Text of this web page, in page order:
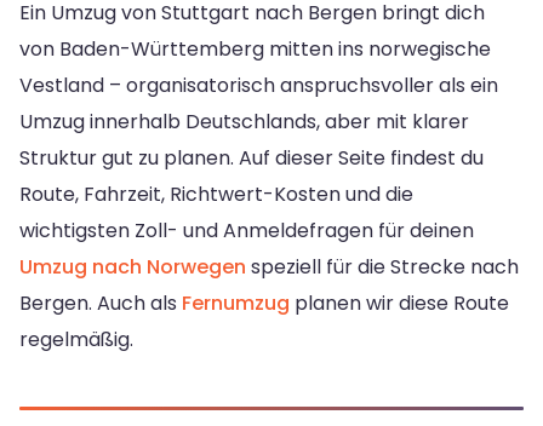
Ein Umzug von Stuttgart nach Bergen bringt dich
von Baden-Württemberg mitten ins norwegische
Vestland – organisatorisch anspruchsvoller als ein
Umzug innerhalb Deutschlands, aber mit klarer
Struktur gut zu planen. Auf dieser Seite findest du
Route, Fahrzeit, Richtwert-Kosten und die
wichtigsten Zoll- und Anmeldefragen für deinen
Umzug nach Norwegen speziell für die Strecke nach
Bergen. Auch als Fernumzug planen wir diese Route
regelmäßig.